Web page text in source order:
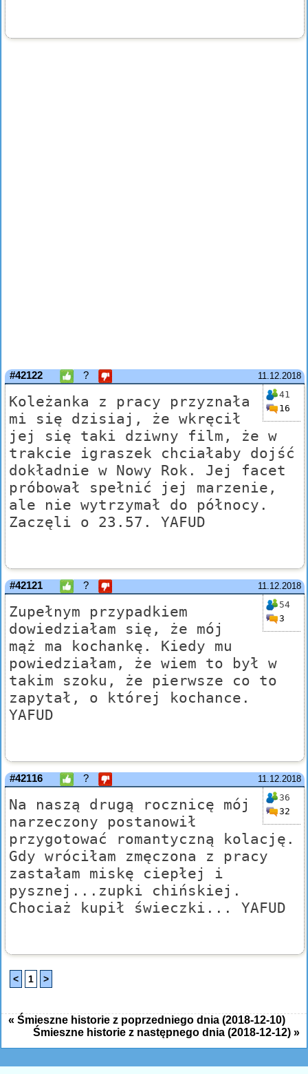
11.12.2018
#42122 ?
41
16
Koleżanka z pracy przyznała
mi się dzisiaj, że wkręcił
jej się taki dziwny film, że w
trakcie igraszek chciałaby dojść
dokładnie w Nowy Rok. Jej facet
próbował spełnić jej marzenie,
ale nie wytrzymał do północy.
Zaczęli o 23.57. YAFUD
11.12.2018
#42121 ?
54
3
Zupełnym przypadkiem
dowiedziałam się, że mój
mąż ma kochankę. Kiedy mu
powiedziałam, że wiem to był w
takim szoku, że pierwsze co to
zapytał, o której kochance.
YAFUD
11.12.2018
#42116 ?
36
32
Na naszą drugą rocznicę mój
narzeczony postanowił
przygotować romantyczną kolację.
Gdy wróciłam zmęczona z pracy
zastałam miskę ciepłej i
pysznej...zupki chińskiej.
Chociaż kupił świeczki... YAFUD
< 1 >
« Śmieszne historie z poprzedniego dnia (2018-12-10)
Śmieszne historie z następnego dnia (2018-12-12) »